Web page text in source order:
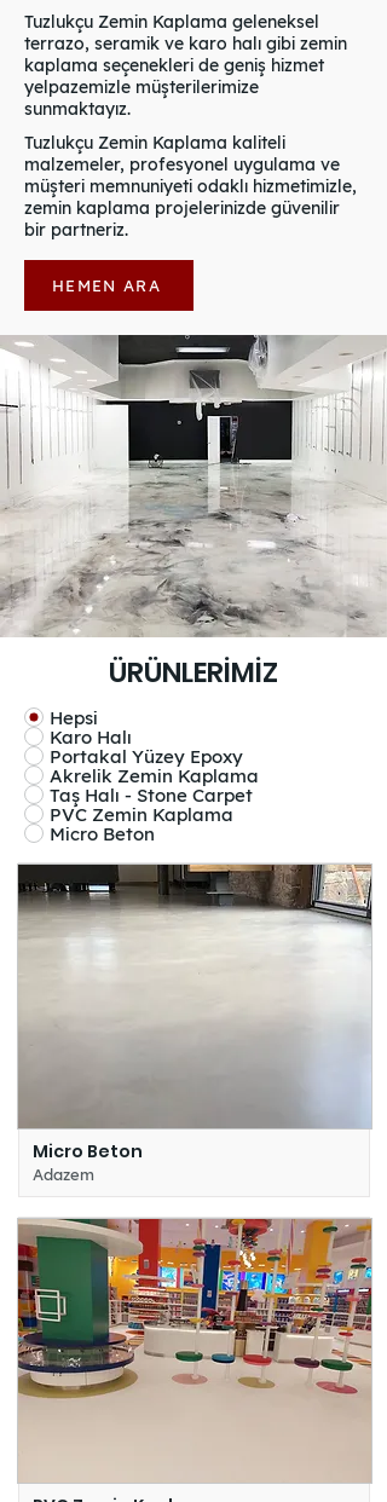
Tuzlukçu Zemin Kaplama geleneksel
terrazo, seramik ve karo halı gibi zemin
kaplama seçenekleri de geniş hizmet
yelpazemizle müşterilerimize
sunmaktayız.
Tuzlukçu Zemin Kaplama kaliteli
malzemeler, profesyonel uygulama ve
müşteri memnuniyeti odaklı hizmetimizle,
zemin kaplama projelerinizde güvenilir
bir partneriz.
HEMEN ARA
ÜRÜNLERİMİZ
Hepsi
Karo Halı
Portakal Yüzey Epoxy
Akrelik Zemin Kaplama
Taş Halı - Stone Carpet
PVC Zemin Kaplama
Micro Beton
Micro Beton
Adazem